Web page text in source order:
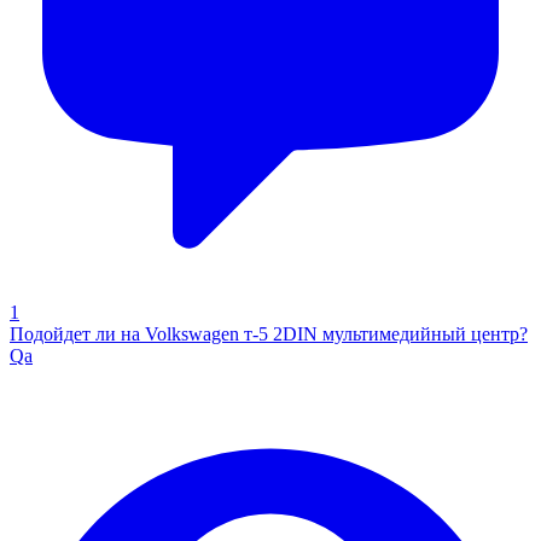
1
Подойдет ли на Volkswagen т-5 2DIN мультимедийный центр?
Qa